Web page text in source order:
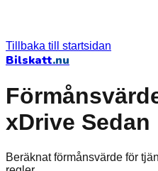
Tillbaka till startsidan
Bilskatt.nu
xDrive Sedan
Beräknat förmånsvärde för